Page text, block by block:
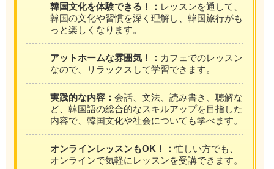
韓国文化を体験できる！： レッスンを通して、
韓国の文化や習慣を深く理解し、韓国旅行がも
っと楽しくなります。
アットホームな雰囲気！： カフェでのレッスン
なので、リラックスして学習できます。
実践的な内容： 会話、文法、読み書き、聴解な
ど、韓国語の総合的なスキルアップを目指した
内容で、韓国文化や社会についても学べます。
オンラインレッスンもOK！：忙しい方でも、
オンラインで気軽にレッスンを受講できます。